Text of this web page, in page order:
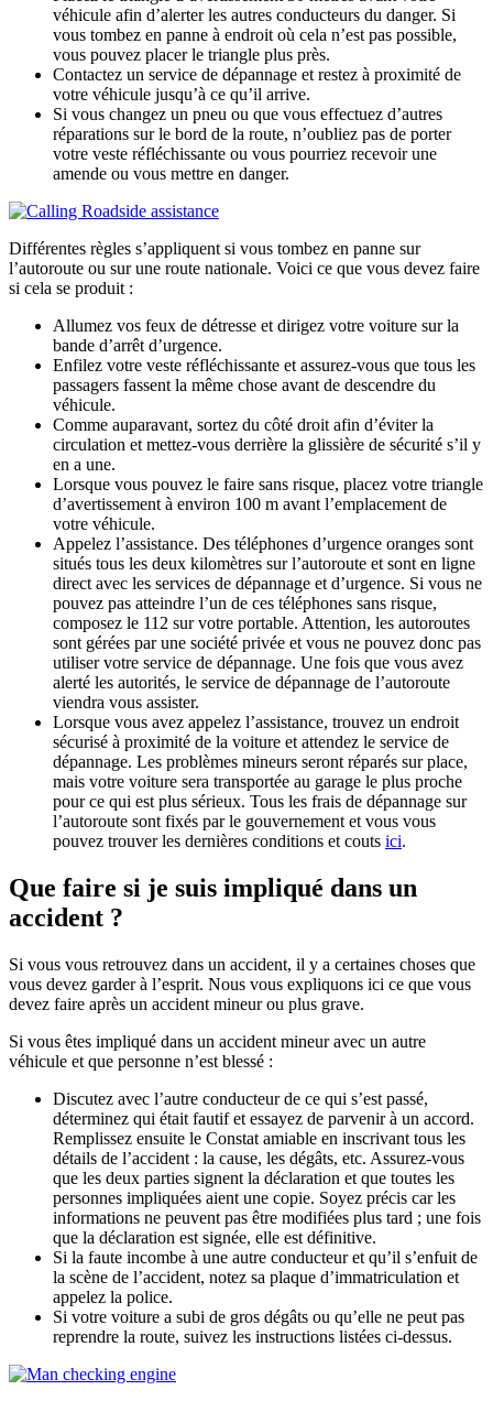
véhicule afin d’alerter les autres conducteurs du danger. Si
vous tombez en panne à endroit où cela n’est pas possible,
vous pouvez placer le triangle plus près.
Contactez un service de dépannage et restez à proximité de
votre véhicule jusqu’à ce qu’il arrive.
Si vous changez un pneu ou que vous effectuez d’autres
réparations sur le bord de la route, n’oubliez pas de porter
votre veste réfléchissante ou vous pourriez recevoir une
amende ou vous mettre en danger.
Différentes règles s’appliquent si vous tombez en panne sur
l’autoroute ou sur une route nationale. Voici ce que vous devez faire
si cela se produit :
Allumez vos feux de détresse et dirigez votre voiture sur la
bande d’arrêt d’urgence.
Enfilez votre veste réfléchissante et assurez-vous que tous les
passagers fassent la même chose avant de descendre du
véhicule.
Comme auparavant, sortez du côté droit afin d’éviter la
circulation et mettez-vous derrière la glissière de sécurité s’il y
en a une.
Lorsque vous pouvez le faire sans risque, placez votre triangle
d’avertissement à environ 100 m avant l’emplacement de
votre véhicule.
Appelez l’assistance. Des téléphones d’urgence oranges sont
situés tous les deux kilomètres sur l’autoroute et sont en ligne
direct avec les services de dépannage et d’urgence. Si vous ne
pouvez pas atteindre l’un de ces téléphones sans risque,
composez le 112 sur votre portable. Attention, les autoroutes
sont gérées par une société privée et vous ne pouvez donc pas
utiliser votre service de dépannage. Une fois que vous avez
alerté les autorités, le service de dépannage de l’autoroute
viendra vous assister.
Lorsque vous avez appelez l’assistance, trouvez un endroit
sécurisé à proximité de la voiture et attendez le service de
dépannage. Les problèmes mineurs seront réparés sur place,
mais votre voiture sera transportée au garage le plus proche
pour ce qui est plus sérieux. Tous les frais de dépannage sur
l’autoroute sont fixés par le gouvernement et vous vous
pouvez trouver les dernières conditions et couts ici.
Que faire si je suis impliqué dans un
accident ?
Si vous vous retrouvez dans un accident, il y a certaines choses que
vous devez garder à l’esprit. Nous vous expliquons ici ce que vous
devez faire après un accident mineur ou plus grave.
Si vous êtes impliqué dans un accident mineur avec un autre
véhicule et que personne n’est blessé :
Discutez avec l’autre conducteur de ce qui s’est passé,
déterminez qui était fautif et essayez de parvenir à un accord.
Remplissez ensuite le Constat amiable en inscrivant tous les
détails de l’accident : la cause, les dégâts, etc. Assurez-vous
que les deux parties signent la déclaration et que toutes les
personnes impliquées aient une copie. Soyez précis car les
informations ne peuvent pas être modifiées plus tard ; une fois
que la déclaration est signée, elle est définitive.
Si la faute incombe à une autre conducteur et qu’il s’enfuit de
la scène de l’accident, notez sa plaque d’immatriculation et
appelez la police.
Si votre voiture a subi de gros dégâts ou qu’elle ne peut pas
reprendre la route, suivez les instructions listées ci-dessus.